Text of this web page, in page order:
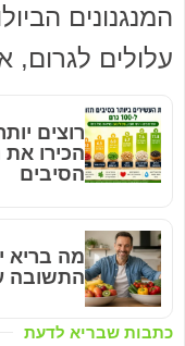
המנגנונים
עלולים לגרום,
כתבות שבריא לדעת
רוצים
הכירו
הסיבים
מה בריא
התשובה